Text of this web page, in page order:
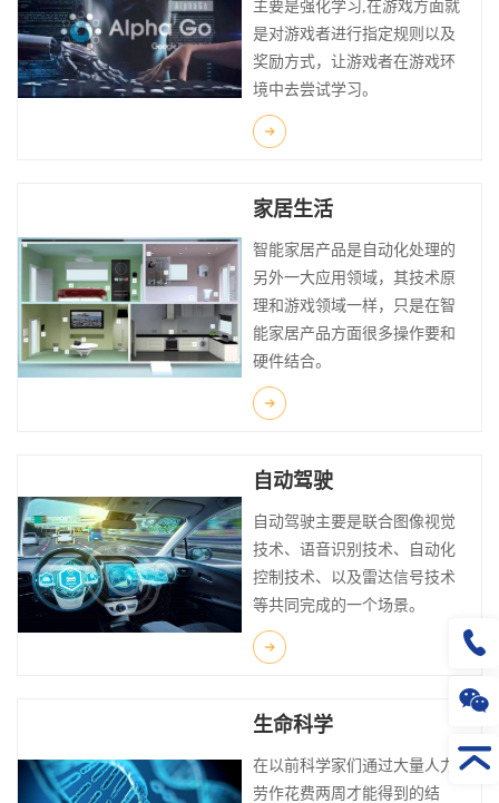
主要是强化学习,在游戏方面就
是对游戏者进行指定规则以及
奖励方式，让游戏者在游戏环
境中去尝试学习。
家居生活
智能家居产品是自动化处理的
另外一大应用领域，其技术原
理和游戏领域一样，只是在智
能家居产品方面很多操作要和
硬件结合。
自动驾驶
自动驾驶主要是联合图像视觉
技术、语音识别技术、自动化
控制技术、以及雷达信号技术
等共同完成的一个场景。
生命科学
在以前科学家们通过大量人力
劳作花费两周才能得到的结